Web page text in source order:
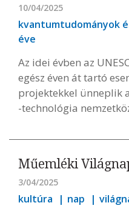
10/04/2025
kvantumtudományok
éve
Az idei évben az
egész éven át tartó
projektekkel ünneplik
-technológia
Műemléki
3/04/2025
kultúra nap